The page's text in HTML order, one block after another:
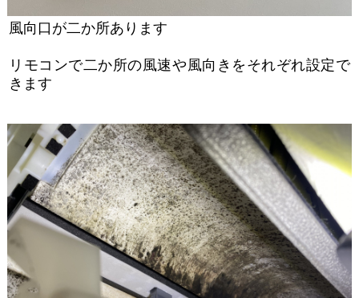
風向口が二か所あります
リモコンで二か所の風速や風向きをそれぞれ設定で
きます